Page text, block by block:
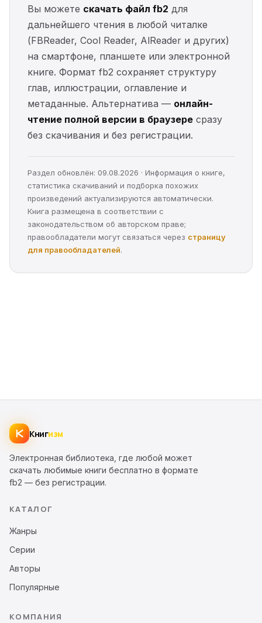
Вы можете скачать файл fb2 для
дальнейшего чтения в любой читалке
(FBReader, Cool Reader, AlReader и других)
на смартфоне, планшете или электронной
книге. Формат fb2 сохраняет структуру
глав, иллюстрации, оглавление и
метаданные. Альтернатива — онлайн-
чтение полной версии в браузере сразу
без скачивания и без регистрации.
Раздел обновлён: 09.08.2026 · Информация о книге,
статистика скачиваний и подборка похожих
произведений актуализируются автоматически.
Книга размещена в соответствии с
законодательством об авторском праве;
правообладатели могут связаться через страницу
для правообладателей.
Книгизм
Электронная библиотека, где любой может
скачать любимые книги бесплатно в формате
fb2 — без регистрации.
КАТАЛОГ
Жанры
Серии
Авторы
Популярные
КОМПАНИЯ